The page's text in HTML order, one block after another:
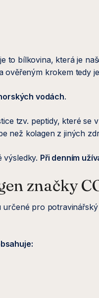
bílkovina, která je
krokem tedy
vodách.
tzv. peptidy, které
než kolagen z jiných
výsledky. Při denním
značky
pro